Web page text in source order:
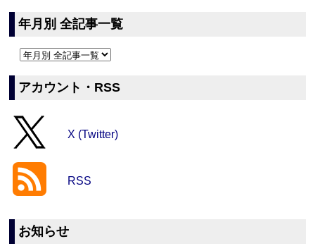
年月別 全記事一覧
アカウント・RSS
X (Twitter)
RSS
お知らせ